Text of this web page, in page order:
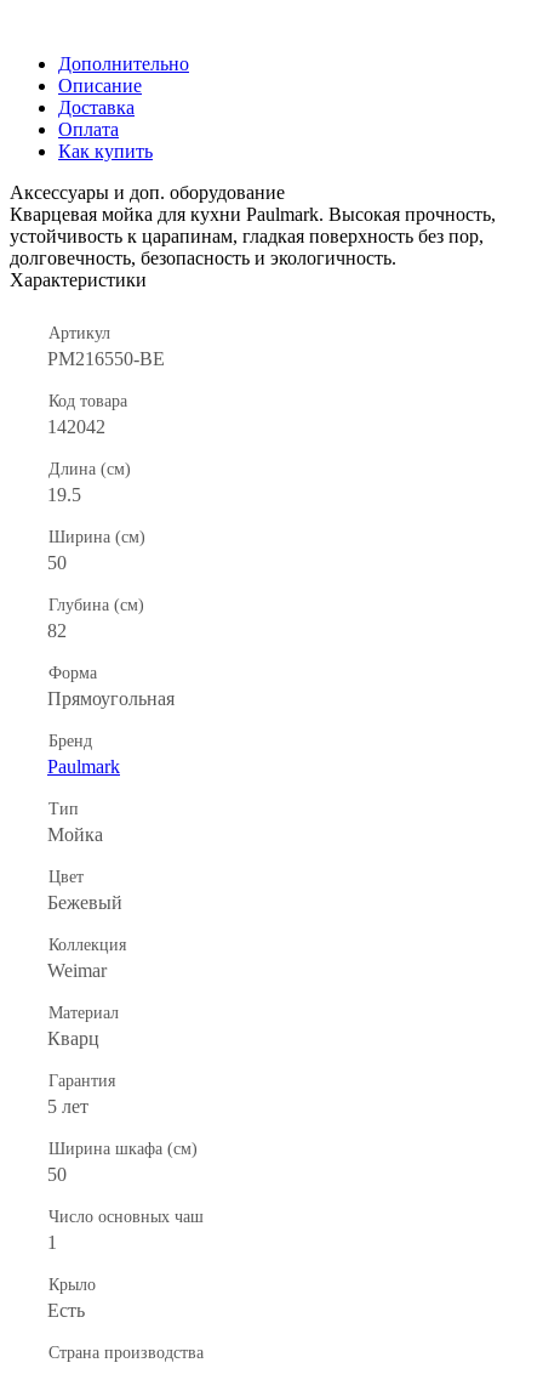
Дополнительно
Описание
Доставка
Оплата
Как купить
Аксессуары и доп. оборудование
Кварцевая мойка для кухни Paulmark. Высокая прочность,
устойчивость к царапинам, гладкая поверхность без пор,
долговечность, безопасность и экологичность.
Характеристики
Артикул
PM216550-BE
Код товара
142042
Длина (см)
19.5
Ширина (см)
50
Глубина (см)
82
Форма
Прямоугольная
Бренд
Paulmark
Тип
Мойка
Цвет
Бежевый
Коллекция
Weimar
Материал
Кварц
Гарантия
5 лет
Ширина шкафа (см)
50
Число основных чаш
1
Крыло
Есть
Страна производства